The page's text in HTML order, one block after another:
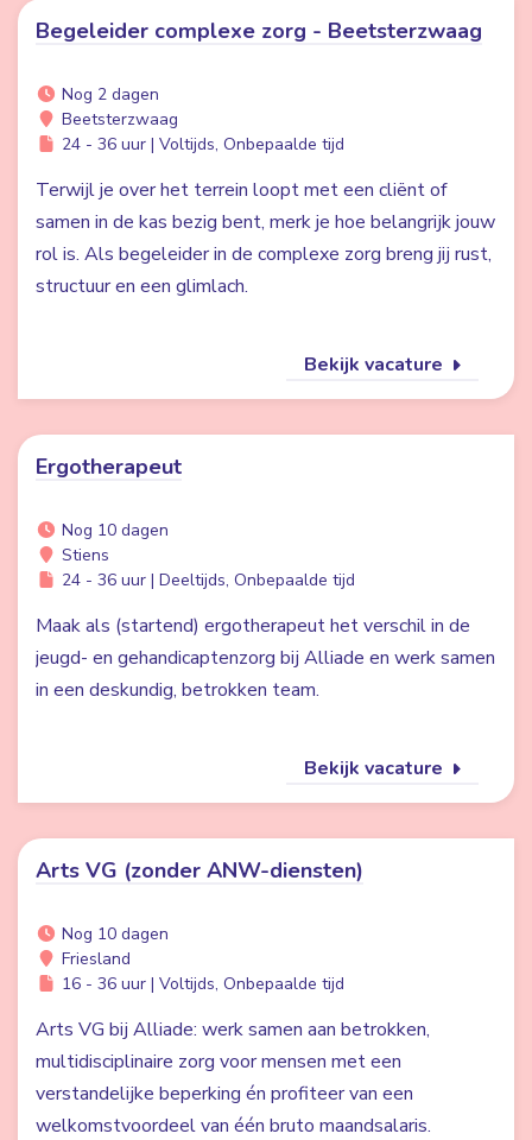
Begeleider complexe zorg - Beetsterzwaag
Nog 2 dagen
Beetsterzwaag
24 - 36 uur | Voltijds, Onbepaalde tijd
Terwijl je over het terrein loopt met een cliënt of
samen in de kas bezig bent, merk je hoe belangrijk jouw
rol is. Als begeleider in de complexe zorg breng jij rust,
structuur en een glimlach.
Bekijk vacature
Ergotherapeut
Nog 10 dagen
Stiens
24 - 36 uur | Deeltijds, Onbepaalde tijd
Maak als (startend) ergotherapeut het verschil in de
jeugd- en gehandicaptenzorg bij Alliade en werk samen
in een deskundig, betrokken team.
Bekijk vacature
Arts VG (zonder ANW-diensten)
Nog 10 dagen
Friesland
16 - 36 uur | Voltijds, Onbepaalde tijd
Arts VG bij Alliade: werk samen aan betrokken,
multidisciplinaire zorg voor mensen met een
verstandelijke beperking én profiteer van een
welkomstvoordeel van één bruto maandsalaris.